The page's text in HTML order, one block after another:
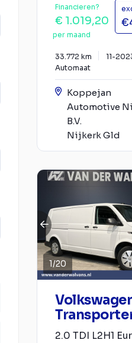
Financieren?
€ 1.019,20
per maand
33.772 km
11-
Automaat
Koppejan
Automotive
B.V.
Nijkerk Gld
1/20
2.0 TDI L2H1